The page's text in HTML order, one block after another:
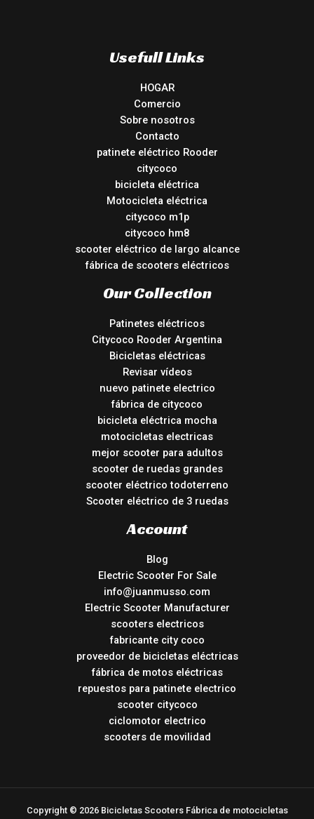
Usefull Links
HOGAR
Comercio
Sobre nosotros
Contacto
patinete eléctrico Rooder
citycoco
bicicleta eléctrica
Motocicleta eléctrica
citycoco m1p
citycoco hm8
scooter eléctrico de largo alcance
fábrica de scooters eléctricos
Our Collection
Patinetes eléctricos
Citycoco Rooder Argentina
Bicicletas eléctricas
Revisar vídeos
nuevo patinete electrico
fábrica de citycoco
bicicleta eléctrica mocha
motocicletas electricas
mejor scooter para adultos
scooter de ruedas grandes
scooter eléctrico todoterreno
Scooter eléctrico de 3 ruedas
Account
Blog
Electric Scooter For Sale
info@juanmusso.com
Electric Scooter Manufacturer
scooters electricos
fabricante city coco
proveedor de bicicletas eléctricas
fábrica de motos eléctricas
repuestos para patinete electrico
scooter citycoco
ciclomotor electrico
scooters de movilidad
Copyright © 2026 Bicicletas Scooters Fábrica de motocicletas